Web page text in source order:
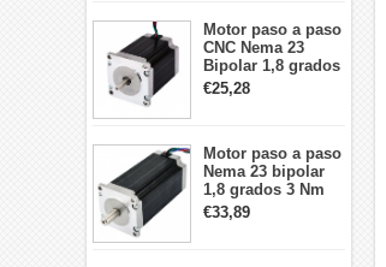
Motor paso a paso
CNC Nema 23
Bipolar 1,8 grados
1,9 Nm 3A 3,36 V
57x57x76mm 4
€25,28
Motor paso a paso
Nema 23 bipolar
1,8 grados 3 Nm
4,2A 57x57x114mm
motor paso a paso
€33,89